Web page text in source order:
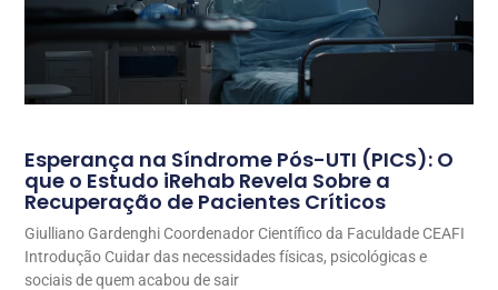
Esperança na Síndrome Pós-UTI (PICS): O
que o Estudo iRehab Revela Sobre a
Recuperação de Pacientes Críticos
Giulliano Gardenghi Coordenador Científico da Faculdade CEAFI
Introdução Cuidar das necessidades físicas, psicológicas e
sociais de quem acabou de sair